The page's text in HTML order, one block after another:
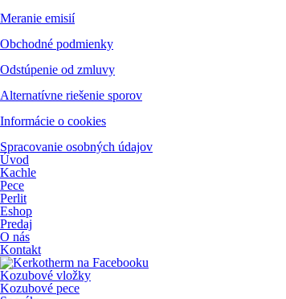
Meranie emisií
Obchodné podmienky
Odstúpenie od zmluvy
Alternatívne riešenie sporov
Informácie o cookies
Spracovanie osobných údajov
Úvod
Kachle
Pece
Perlit
Eshop
Predaj
O nás
Kontakt
Kozubové vložky
Kozubové pece